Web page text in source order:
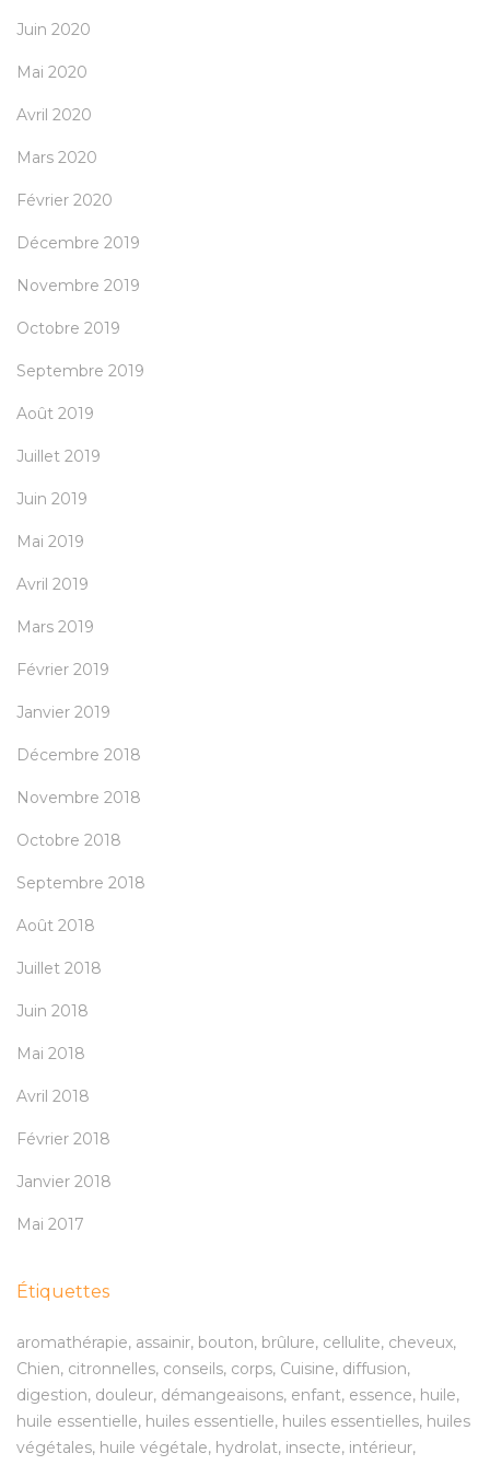
Juin 2020
Mai 2020
Avril 2020
Mars 2020
Février 2020
Décembre 2019
Novembre 2019
Octobre 2019
Septembre 2019
Août 2019
Juillet 2019
Juin 2019
Mai 2019
Avril 2019
Mars 2019
Février 2019
Janvier 2019
Décembre 2018
Novembre 2018
Octobre 2018
Septembre 2018
Août 2018
Juillet 2018
Juin 2018
Mai 2018
Avril 2018
Février 2018
Janvier 2018
Mai 2017
Étiquettes
aromathérapie assainir bouton brûlure cellulite cheveux
Chien citronnelles conseils corps Cuisine diffusion
digestion douleur démangeaisons enfant essence huile
huile essentielle huiles essentielle huiles essentielles huiles
végétales huile végétale hydrolat insecte intérieur